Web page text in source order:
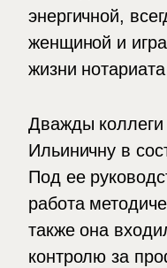
энергичной,
женщиной и
жизни
Дважды
Ильиничну в
Под ее
работа
также она
контролю за